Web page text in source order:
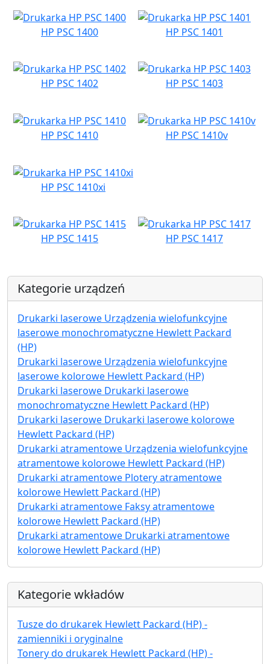
HP PSC 1400 HP PSC 1401
HP PSC 1402 HP PSC 1403
HP PSC 1410 HP PSC 1410v
HP PSC 1410xi
HP PSC 1415 HP PSC 1417
Kategorie urządzeń
Drukarki laserowe Urządzenia wielofunkcyjne
laserowe monochromatyczne Hewlett Packard
(HP)
Drukarki laserowe Urządzenia wielofunkcyjne
laserowe kolorowe Hewlett Packard (HP)
Drukarki laserowe Drukarki laserowe
monochromatyczne Hewlett Packard (HP)
Drukarki laserowe Drukarki laserowe kolorowe
Hewlett Packard (HP)
Drukarki atramentowe Urządzenia wielofunkcyjne
atramentowe kolorowe Hewlett Packard (HP)
Drukarki atramentowe Plotery atramentowe
kolorowe Hewlett Packard (HP)
Drukarki atramentowe Faksy atramentowe
kolorowe Hewlett Packard (HP)
Drukarki atramentowe Drukarki atramentowe
kolorowe Hewlett Packard (HP)
Kategorie wkładów
Tusze do drukarek Hewlett Packard (HP) -
zamienniki i oryginalne
Tonery do drukarek Hewlett Packard (HP) -